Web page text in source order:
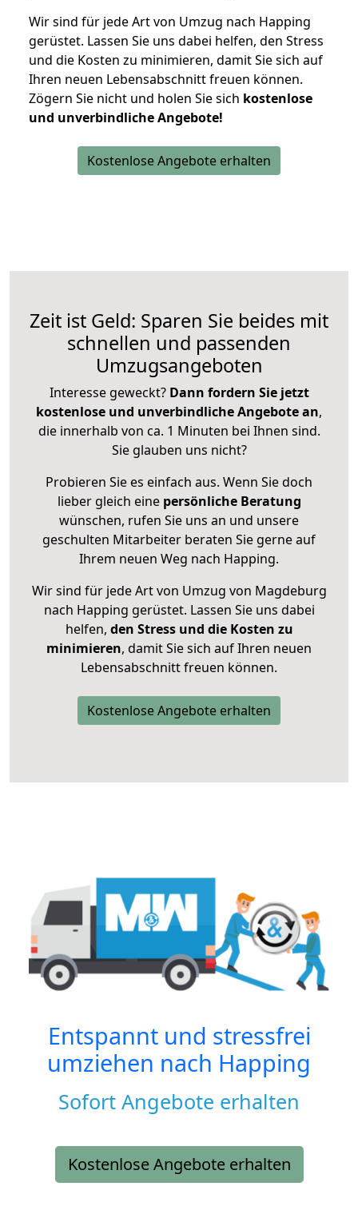
Wir sind für jede Art von Umzug nach Happing
gerüstet. Lassen Sie uns dabei helfen, den Stress
und die Kosten zu minimieren, damit Sie sich auf
Ihren neuen Lebensabschnitt freuen können.
Zögern Sie nicht und holen Sie sich kostenlose
und unverbindliche Angebote!
Kostenlose Angebote erhalten
Zeit ist Geld: Sparen Sie beides mit
schnellen und passenden
Umzugsangeboten
Interesse geweckt? Dann fordern Sie jetzt
kostenlose und unverbindliche Angebote an,
die innerhalb von ca. 1 Minuten bei Ihnen sind.
Sie glauben uns nicht?
Probieren Sie es einfach aus. Wenn Sie doch
lieber gleich eine persönliche Beratung
wünschen, rufen Sie uns an und unsere
geschulten Mitarbeiter beraten Sie gerne auf
Ihrem neuen Weg nach Happing.
Wir sind für jede Art von Umzug von Magdeburg
nach Happing gerüstet. Lassen Sie uns dabei
helfen, den Stress und die Kosten zu
minimieren, damit Sie sich auf Ihren neuen
Lebensabschnitt freuen können.
Kostenlose Angebote erhalten
Entspannt und stressfrei
umziehen nach Happing
Sofort Angebote erhalten
Kostenlose Angebote erhalten